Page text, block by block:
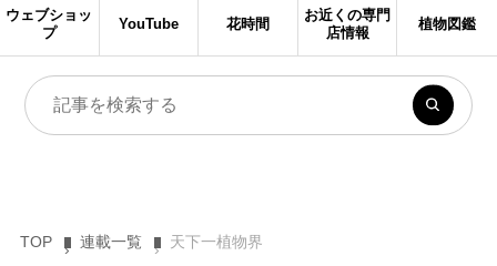
ウェブショッ
プ
YouTube 花時間
お近くの専門
店情報
植物図鑑
TOP 連載一覧 天下一植物界